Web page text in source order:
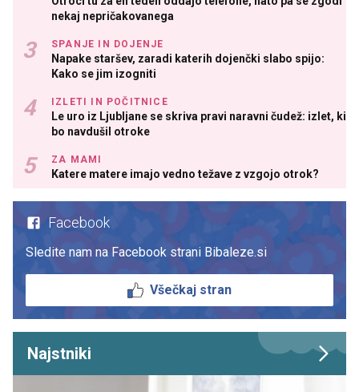
nekaj nepričakovanega
SPANJE IN DOJENJE
Napake staršev, zaradi katerih dojenčki slabo spijo:
Kako se jim izogniti
IZLETI IN POČITNICE
Le uro iz Ljubljane se skriva pravi naravni čudež: izlet, ki
bo navdušil otroke
ZA MAMI
Katere matere imajo vedno težave z vzgojo otrok?
Facebook
Sledite nam na Facebook strani Bibaleze.si
Všečkaj stran
Najstniki